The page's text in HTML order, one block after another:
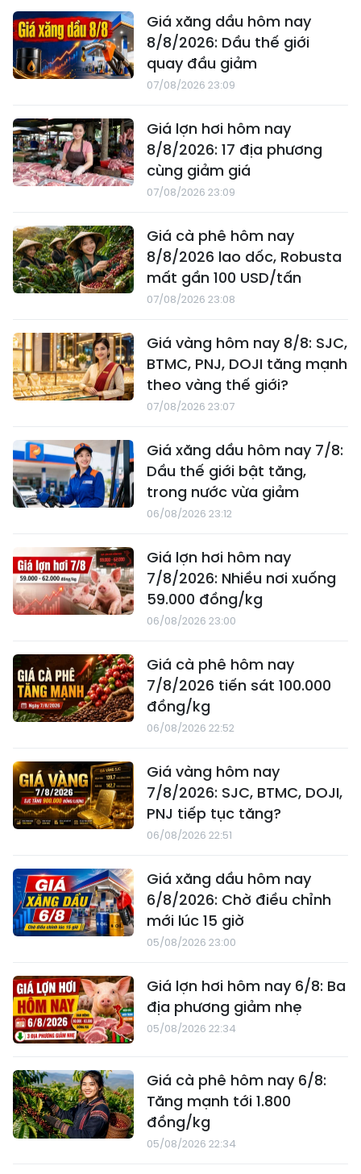
Giá xăng dầu hôm nay
8/8/2026: Dầu thế giới
quay đầu giảm
07/08/2026 23:09
Giá lợn hơi hôm nay
8/8/2026: 17 địa phương
cùng giảm giá
07/08/2026 23:09
Giá cà phê hôm nay
8/8/2026 lao dốc, Robusta
mất gần 100 USD/tấn
07/08/2026 23:08
Giá vàng hôm nay 8/8: SJC,
BTMC, PNJ, DOJI tăng mạnh
theo vàng thế giới?
07/08/2026 23:07
Giá xăng dầu hôm nay 7/8:
Dầu thế giới bật tăng,
trong nước vừa giảm
06/08/2026 23:12
Giá lợn hơi hôm nay
7/8/2026: Nhiều nơi xuống
59.000 đồng/kg
06/08/2026 23:00
Giá cà phê hôm nay
7/8/2026 tiến sát 100.000
đồng/kg
06/08/2026 22:52
Giá vàng hôm nay
7/8/2026: SJC, BTMC, DOJI,
PNJ tiếp tục tăng?
06/08/2026 22:51
Giá xăng dầu hôm nay
6/8/2026: Chờ điều chỉnh
mới lúc 15 giờ
05/08/2026 23:00
Giá lợn hơi hôm nay 6/8: Ba
địa phương giảm nhẹ
05/08/2026 22:34
Giá cà phê hôm nay 6/8:
Tăng mạnh tới 1.800
đồng/kg
05/08/2026 22:34